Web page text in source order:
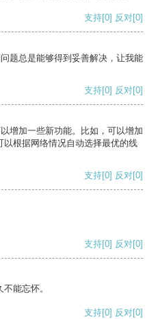
支持[0] 反对[0]
题总是能够得到妥善解决，让我能
支持[0] 反对[0]
增加一些新功能。比如，可以增加
根据网络情况自动选择最优的线
支持[0] 反对[0]
支持[0] 反对[0]
能忘怀。
支持[0] 反对[0]